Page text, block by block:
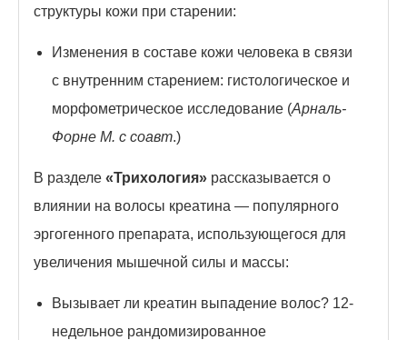
структуры кожи при старении:
Изменения в составе кожи человека в связи
с внутренним старением: гистологическое и
морфометрическое исследование (Арналь-
Форне М. с соавт.)
В разделе«Трихология» рассказывается о
влиянии на волосы креатина — популярного
эргогенного препарата, использующегося для
увеличения мышечной силы и массы:
Вызывает ли креатин выпадение волос? 12-
недельное рандомизированное